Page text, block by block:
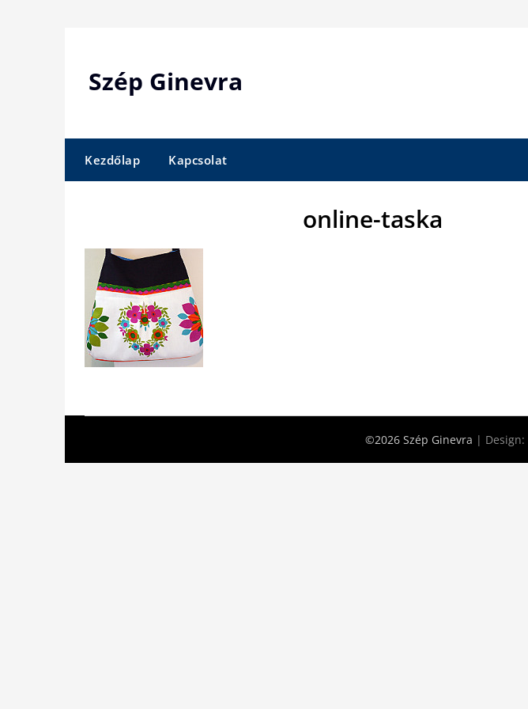
Szép Ginevra
Kezdőlap Kapcsolat
online-taska
©2026 Szép Ginevra | Design: